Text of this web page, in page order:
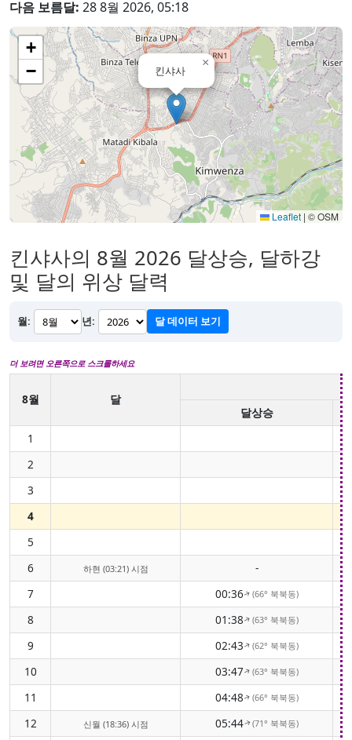
다음 보름달: 28 8월 2026, 05:18
킨샤사
×
+
−
Leaflet | © OSM
킨샤사의 8월 2026 달상승, 달하강
및 달의 위상 달력
월: 년: 달 데이터 보기
더 보려면 오른쪽으로 스크롤하세요
8월
달
달상승
1
2
3
4
5
6
하현 (03:21) 시점
-
7
00:36↑(66° 북북동)
8 01:38↑(63° 북북동)
9 02:43↑(62° 북북동)
10 03:47↑(63° 북북동)
11 04:48↑(66° 북북동)
12 신월 (18:36) 시점 05:44↑(71° 북북동)